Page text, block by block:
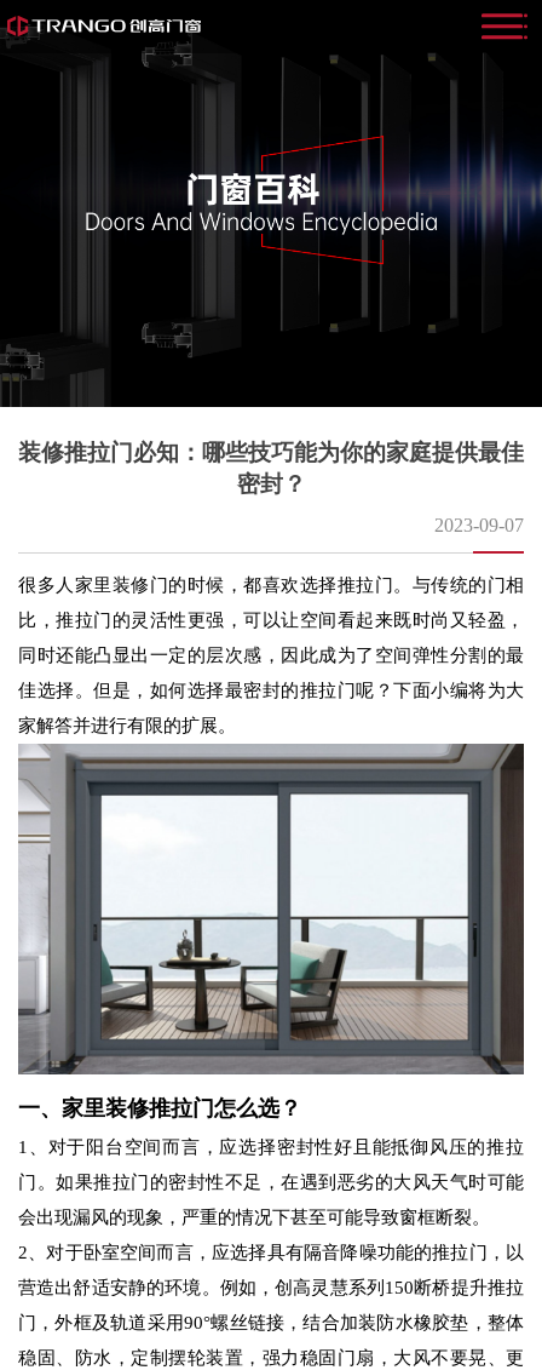
装修推拉门必知：哪些技巧能为你的家庭提供最佳
密封？
2023-09-07
很多人家里装修门的时候，都喜欢选择推拉门。与传统的门相
比，推拉门的灵活性更强，可以让空间看起来既时尚又轻盈，
同时还能凸显出一定的层次感，因此成为了空间弹性分割的最
佳选择。但是，如何选择最密封的推拉门呢？下面小编将为大
家解答并进行有限的扩展。
一、家里装修推拉门怎么选？
1、对于阳台空间而言，应选择密封性好且能抵御风压的推拉
门。如果推拉门的密封性不足，在遇到恶劣的大风天气时可能
会出现漏风的现象，严重的情况下甚至可能导致窗框断裂。
2、对于卧室空间而言，应选择具有隔音降噪功能的推拉门，以
营造出舒适安静的环境。例如，创高灵慧系列150断桥提升推拉
门，外框及轨道采用90°螺丝链接，结合加装防水橡胶垫，整体
稳固、防水，定制摆轮装置，强力稳固门扇，大风不要晃、更